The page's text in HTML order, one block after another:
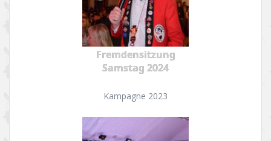
Fremdensitzung
Samstag 2024
Kampagne 2023